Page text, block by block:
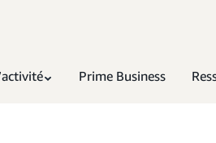
Prime Business